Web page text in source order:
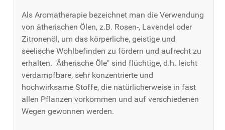
Als Aromatherapie bezeichnet man die Verwendung
von ätherischen Ölen, z.B. Rosen-, Lavendel oder
Zitronenöl, um das körperliche, geistige und
seelische Wohlbefinden zu fördern und aufrecht zu
erhalten. "Ätherische Öle" sind flüchtige, d.h. leicht
verdampfbare, sehr konzentrierte und
hochwirksame Stoffe, die natürlicherweise in fast
allen Pflanzen vorkommen und auf verschiedenen
Wegen gewonnen werden.